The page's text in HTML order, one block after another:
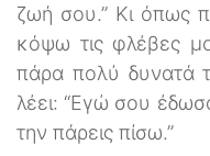
ζωή σου.” Κι όπως
κόψω τις φλέβες
πάρα πολύ δυνατά
λέει: “Εγώ σου
την πάρεις πίσω.”